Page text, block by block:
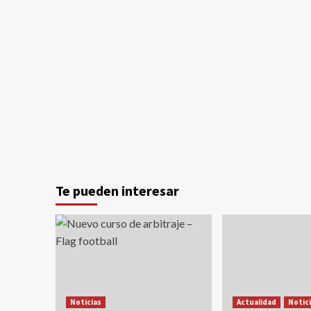
Te pueden interesar
Noticias Actualidad